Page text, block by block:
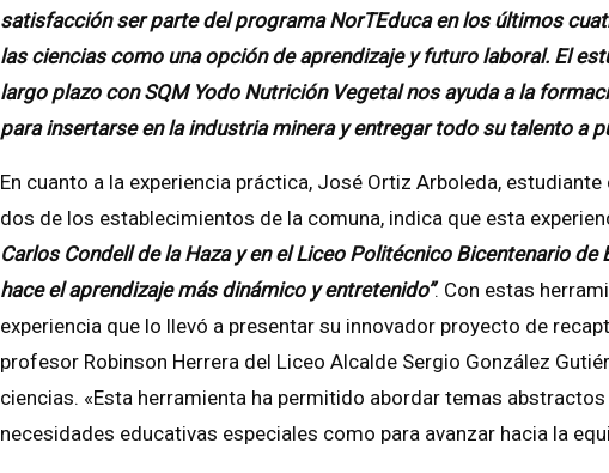
satisfacción ser parte del programa NorTEduca en los últimos
las ciencias como una opción de aprendizaje y futuro laboral. El
largo plazo con SQM Yodo Nutrición Vegetal nos ayuda a la
para insertarse en la industria minera y entregar todo su talento a
En cuanto a la experiencia práctica, José Ortiz Arboleda,
dos de los establecimientos de la comuna, indica que esta
Carlos Condell de la Haza y en el Liceo Politécnico Bicentenario
hace el aprendizaje más dinámico y entretenido”. Con estas
experiencia que lo llevó a presentar su innovador proyecto de
profesor Robinson Herrera del Liceo Alcalde Sergio González
ciencias. «Esta herramienta ha permitido abordar temas
necesidades educativas especiales como para avanzar hacia la